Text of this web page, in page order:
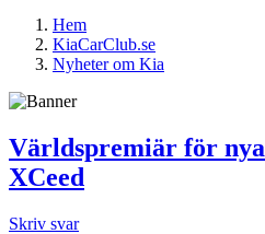
Hem
KiaCarClub.se
Nyheter om Kia
Världspremiär för
XCeed
Skriv svar